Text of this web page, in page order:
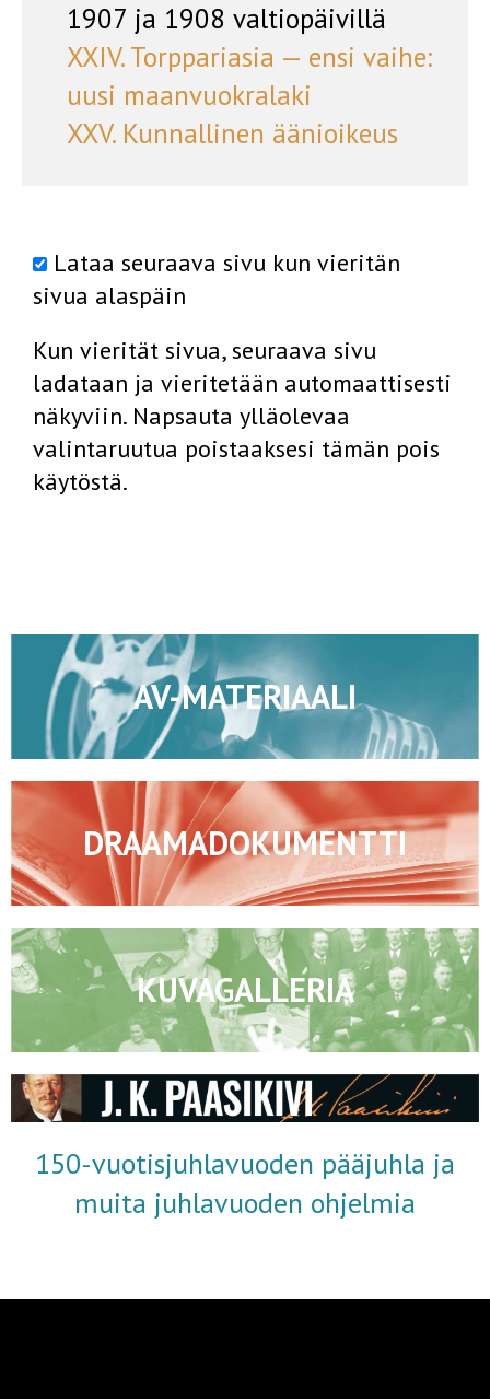
1907 ja 1908 valtiopäivillä
XXIV. Torppariasia — ensi vaihe:
uusi maanvuokralaki
XXV. Kunnallinen äänioikeus
Lataa seuraava sivu kun vieritän
sivua alaspäin
Kun vierität sivua, seuraava sivu
ladataan ja vieritetään automaattisesti
näkyviin. Napsauta ylläolevaa
valintaruutua poistaaksesi tämän pois
käytöstä.
AV-MATERIAALI
DRAAMADOKUMENTTI
KUVAGALLERIA
150-vuotisjuhlavuoden pääjuhla ja
muita juhlavuoden ohjelmia